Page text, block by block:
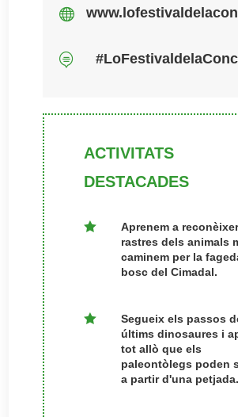


ACTIVITATS
DESTACADES

Aprenem a
rastres dels animals
caminem per la
bosc del Cimadal.

Segueix els passos
últims dinosaures i
tot allò que els
paleontòlegs poden
a partir d'una petjada.